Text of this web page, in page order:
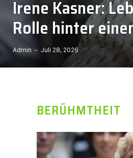
Irene Kasner:
Rolle hinter
Admin Juli 28, 2026
BERÜHMTHEIT